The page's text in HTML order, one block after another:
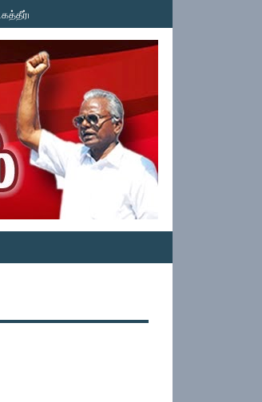
தமிழ்த்தேசியப் பேரியக்கம் கண்டனம்!